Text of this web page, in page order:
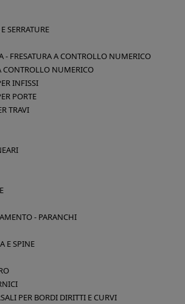
d'ingombro per trasporto mm
x 2100 h
kg 1400
kg 250
frontali pneumatici
con doppio magazzino
maschio e femmina - Diametro
testa - 7 + 90 gradi
di avvitatura anuba a doppio
del piano macchina per
porte e finestre
CN 2: unità di controllo a
- Display digitale con
visivo - Sistema operativo
- Programmazione anubatura
- Inserimento di anuba
- Esecuzione passo passo
installata Kw 7,62
6-7 atm
d'ingombro macchina mm 4400
h
SERRATURE
- FRESATURA A CONTROLLO NUMERICO
CONTROLLO NUMERICO
INFISSI
PORTE
TRAVI
- PARANCHI
E SPINE
PER BORDI DIRITTI E CURVI